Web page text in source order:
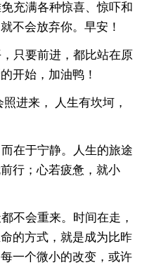
充满各种惊喜、惊吓和
不会放弃你。早安！
只要前进，都比站在原
开始，加油鸭！
进来， 人生有坎坷，
在于宁静。人生的旅途
行；心若疲惫，就小
不会重来。时间在走，
的方式，就是成为比昨
一个微小的改变，或许